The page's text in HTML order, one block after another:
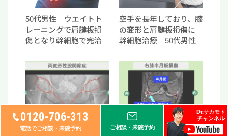
0120-706-313
電話でご相談・来院予約 ご相談・来院予約
Dr.サカモト
チャンネル
50代男性 ウエイトト
レーニングで肩腱板損
傷となり幹細胞で完治
空手を長年しており、膝
の変形と肩腱板損傷に
幹細胞治療 50代男性
“リペア幹細胞” 右股痛
“リペア幹細胞” 痛み10